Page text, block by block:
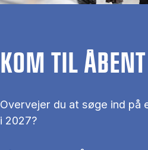
KOM TIL
Overvejer du at søge ind på
i 2027?